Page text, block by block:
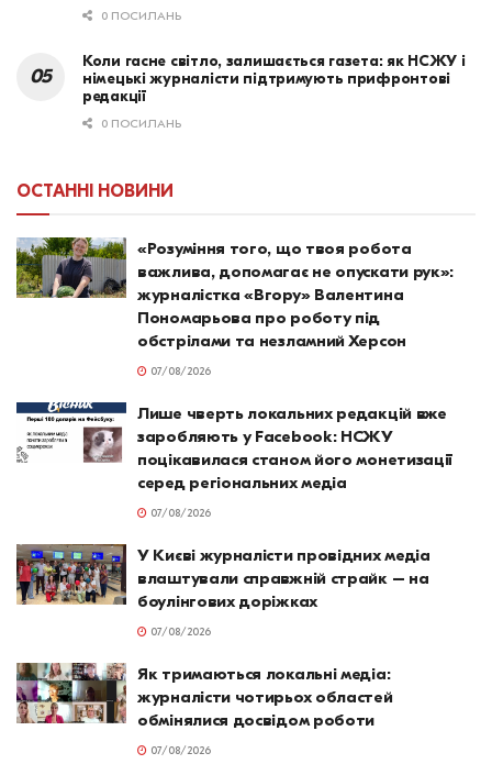
0 ПОСИЛАНЬ
Коли гасне світло, залишається газета: як НСЖУ і
німецькі журналісти підтримують прифронтові
редакції
0 ПОСИЛАНЬ
ОСТАННІ НОВИНИ
«Розуміння того, що твоя робота
важлива, допомагає не опускати рук»:
журналістка «Вгору» Валентина
Пономарьова про роботу під
обстрілами та незламний Херсон
07/08/2026
Лише чверть локальних редакцій вже
заробляють у Facebook: НСЖУ
поцікавилася станом його монетизації
серед регіональних медіа
07/08/2026
У Києві журналісти провідних медіа
влаштували справжній страйк – на
боулінгових доріжках
07/08/2026
Як тримаються локальні медіа:
журналісти чотирьох областей
обмінялися досвідом роботи
07/08/2026